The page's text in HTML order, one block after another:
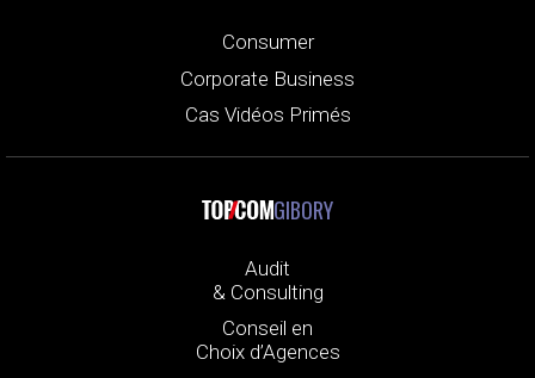
Consumer
Corporate Business
Cas Vidéos Primés
GIBORY
Audit
& Consulting
Conseil en
Choix d’Agences